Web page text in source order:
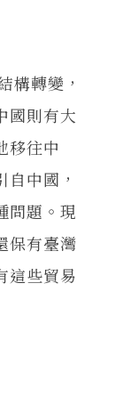
轉變，
國則有大
移往中
中國，
問題。現
保有臺灣
這些貿易